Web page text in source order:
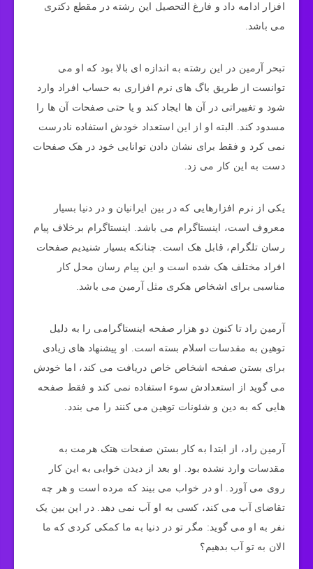
افزار ادامه داد و فارغ التحصیل این رشته در مقطع دکتری
می باشد.
تبحر آرمین در این رشته به اندازه ای بالا بود که او می
توانست از طریق باگ های نرم افزاری به حساب افراد وارد
شود و تغییراتی در آن ها ایجاد کند و یا حتی صفحات آن ها را
مسدود کند. البته او از این استعداد خودش استفاده نادرست
نمی کرد و فقط برای نشان دادن توانایی خود در هک صفحات
دست به این کار می زد.
یکی از نرم افزارهایی که در بین ایرانیان و در دنیا بسیار
معروف است، اینستاگرام می باشد. اینستاگرام برخلاف پیام
رسان تلگرام، قابل هک است. چنانکه بسیار شنیدیم صفحات
افراد مختلف هک شده است و این پیام رسان محل کار
مناسبی برای اشخاص هکری مثل آرمین می باشد.
آرمین راد تا کنون دو هزار صفحه اینستاگرامی را به دلیل
توهین به مقدسات اسلام بسته است. او پیشنهاد های زیادی
برای بستن صفحه اشخاص خاص دریافت می کند، اما خودش
می گوید از استعدادش سوء استفاده نمی کند و فقط صفحه
هایی که به دین و شئونات توهین می کنند را می بندد.
آرمین راد، از ابتدا به کار بستن صفحات هتک هرمت به
مقدسات وارد نشده بود. او بعد از دیدن خوابی به این کار
روی می آورد. او در خواب می بیند که مرده است و هر چه
تقاضای آب می کند، کسی به او آب نمی دهد. در این بین یک
نفر به او می گوید: مگر تو در دنیا به ما کمکی کردی که ما
الان به تو آب بدهیم؟